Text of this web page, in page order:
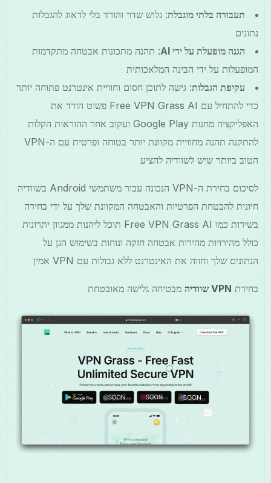
תעבורה בלתי מוגבלת: גלוש שדר והורד בלי לדאוג להגבלות
נתונים
הגנה מופעלת על ידי AI
: תהנה מתכונות אבטחה מתקדמות
המופעלות על ידי הבינה המלאכותית
עקיפת הגבלות: גישה לתוכן חסום וחוויית אינטרנט פתוחה יותר
כדי להתחיל עם Free VPN Grass AI פשוט הורד את
האפליקציה מחנות Google Play ועקוב אחר ההוראות הקלות
להתקנה תהנה מחוויית מקוונת יותר בטוחה ופרטית עם ה-VPN
הטוב ביותר שיש לשוודיה להציע
לסיכום בחירת ה-VPN הנכונה עבור משתמשי Android בשוודיה
חיונית להבטחת הפרטיות והאבטחה המקוונת שלך על ידי בחירה
בשירות כמו Free VPN Grass AI תוכל ליהנות ממגוון יתרונות
כולל מהירויות מהירות אבטחה חזקה ונוחות בשימוש הגן על
הנתונים שלך וחווה את האינטרנט ללא גבולות עם VPN אמין
בחירת VPN שוודיה מבטיחה גלישה מאובטחת